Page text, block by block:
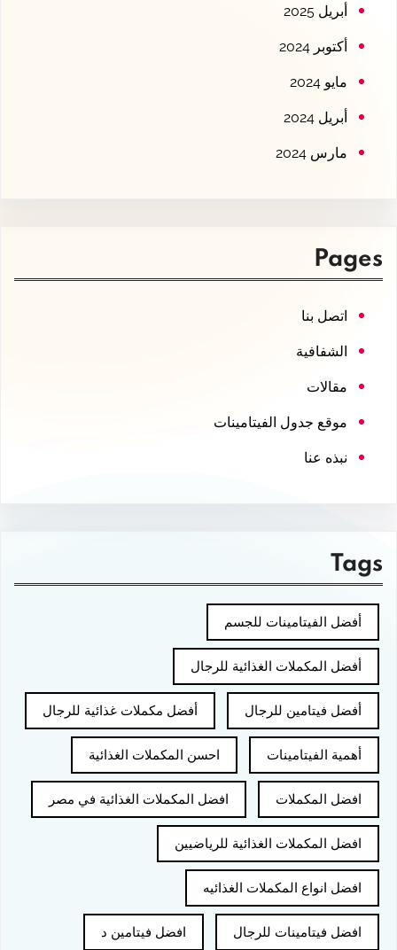
أبريل 2025
أكتوبر 2024
مايو 2024
أبريل 2024
مارس 2024
Pages
اتصل بنا
الشفافية
مقالات
موقع جدول الفيتامينات
نبذه عنا
Tags
أفضل الفيتامينات للجسم
أفضل المكملات الغذائية للرجال
أفضل فيتامين للرجال أفضل مكملات غذائية للرجال
أهمية الفيتامينات احسن المكملات الغذائية
افضل المكملات افضل المكملات الغذائية في مصر
افضل المكملات الغذائية للرياضيين
افضل انواع المكملات الغذائيه
افضل فيتامينات للرجال افضل فيتامين د